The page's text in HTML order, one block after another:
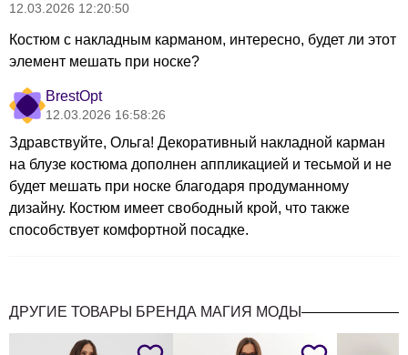
12.03.2026 12:20:50
Костюм с накладным карманом, интересно, будет ли этот
элемент мешать при носке?
BrestOpt
12.03.2026 16:58:26
Здравствуйте, Ольга! Декоративный накладной карман
на блузе костюма дополнен аппликацией и тесьмой и не
будет мешать при носке благодаря продуманному
дизайну. Костюм имеет свободный крой, что также
способствует комфортной посадке.
ДРУГИЕ ТОВАРЫ БРЕНДА МАГИЯ МОДЫ